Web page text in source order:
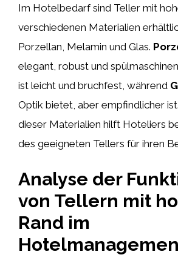
Im Hotelbedarf sind Teller mit
verschiedenen Materialien
Porzellan, Melamin und Glas.
elegant, robust und
ist leicht und bruchfest, während
Optik bietet, aber empfindlicher
dieser Materialien hilft Hoteliers
des geeigneten Tellers für ihren
Analyse der
von Tellern mit
Rand im